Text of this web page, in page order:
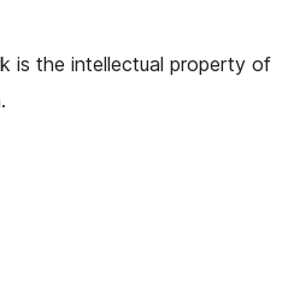
is the intellectual property of